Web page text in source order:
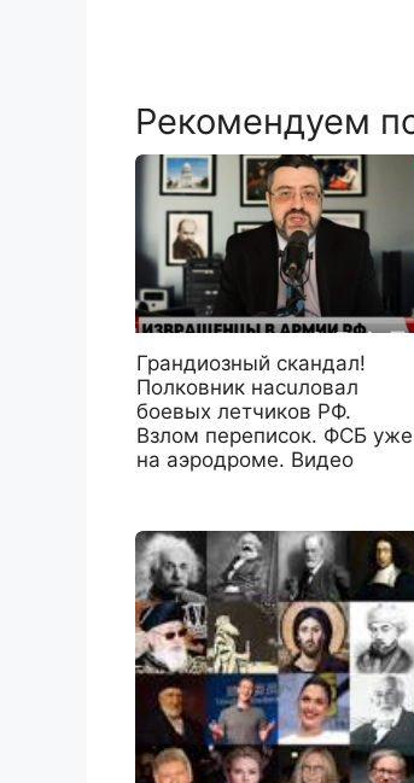
Рекомендуем
Грандиозный скандал!
Полковник насuловал
боевых летчиков РФ.
Взлом переписок. ФСБ уже
на аэродроме. Видео